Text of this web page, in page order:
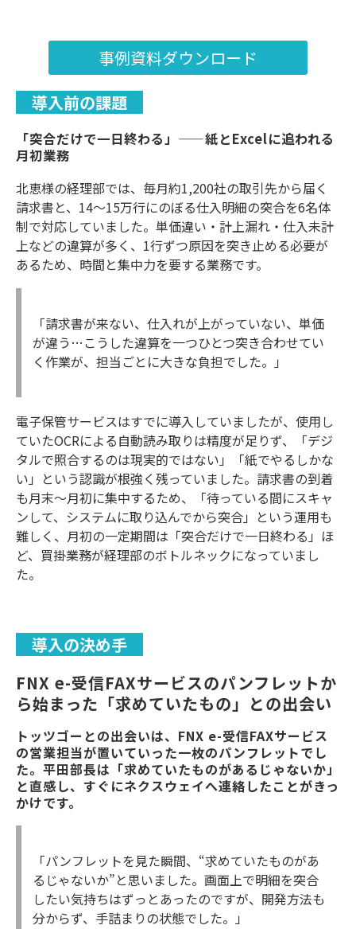
事例資料ダウンロード
導入前の課題
「突合だけで一日終わる」——紙とExcelに追われる
月初業務
北恵様の経理部では、毎月約1,200社の取引先から届く
請求書と、14〜15万行にのぼる仕入明細の突合を6名体
制で対応していました。単価違い・計上漏れ・仕入未計
上などの違算が多く、1行ずつ原因を突き止める必要が
あるため、時間と集中力を要する業務です。
「請求書が来ない、仕入れが上がっていない、単価
が違う…こうした違算を一つひとつ突き合わせてい
く作業が、担当ごとに大きな負担でした。」
電子保管サービスはすでに導入していましたが、使用し
ていたOCRによる自動読み取りは精度が足りず、「デジ
タルで照合するのは現実的ではない」「紙でやるしかな
い」という認識が根強く残っていました。請求書の到着
も月末〜月初に集中するため、「待っている間にスキャ
ンして、システムに取り込んでから突合」という運用も
難しく、月初の一定期間は「突合だけで一日終わる」ほ
ど、買掛業務が経理部のボトルネックになっていまし
た。
導入の決め手
FNX e-受信FAXサービスのパンフレットか
ら始まった「求めていたもの」との出会い
トッツゴーとの出会いは、FNX e-受信FAXサービス
の営業担当が置いていった一枚のパンフレットでし
た。平田部長は「求めていたものがあるじゃないか」
と直感し、すぐにネクスウェイへ連絡したことがきっ
かけです。
「パンフレットを見た瞬間、“求めていたものがあ
るじゃないか”と思いました。画面上で明細を突合
したい気持ちはずっとあったのですが、開発方法も
分からず、手詰まりの状態でした。」